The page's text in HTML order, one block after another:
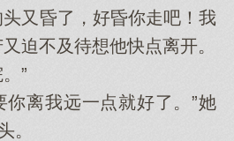
又昏了，好昏你走吧！我
迫不及待想他快点离开。
”
离我远一点就好了。”她
。